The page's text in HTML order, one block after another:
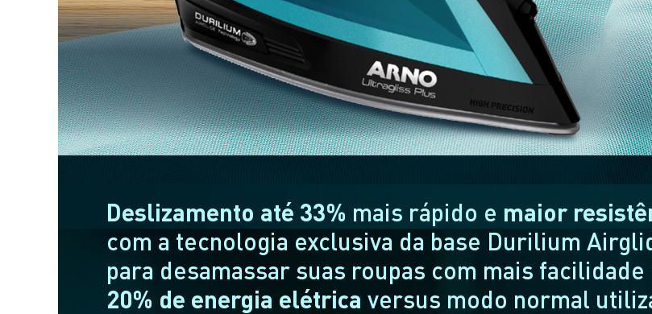
Deslizamento até 33% mais rápido e maior
com a tecnologia exclusiva da base Durilium
para desamassar suas roupas com mais
20% de energia elétrica versus modo normal